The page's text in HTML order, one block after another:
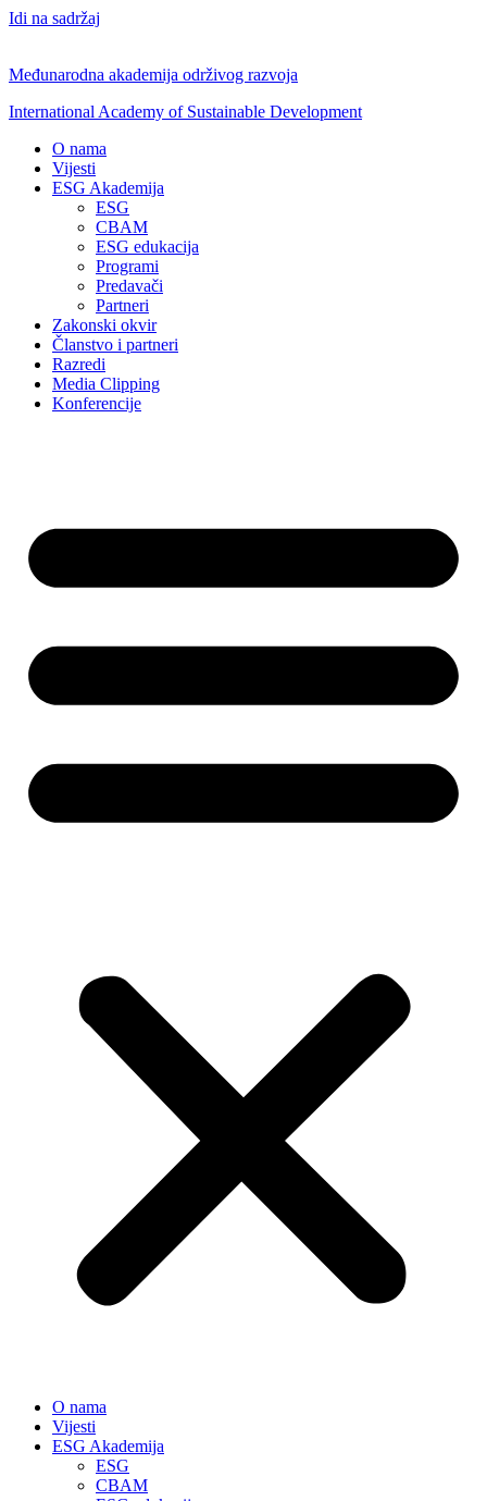
Idi na sadržaj
Međunarodna akademija održivog razvoja
International Academy of Sustainable Development
O nama
Vijesti
ESG Akademija
ESG
CBAM
ESG edukacija
Programi
Predavači
Partneri
Zakonski okvir
Članstvo i partneri
Razredi
Media Clipping
Konferencije
O nama
Vijesti
ESG Akademija
ESG
CBAM